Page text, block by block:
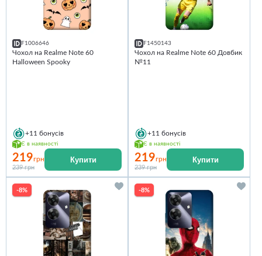
F1006646
Чохол на Realme Note 60
Halloween Spooky
+11 бонусів
Є в наявності
219грн
239 грн
Купити
F1450143
Чохол на Realme Note 60 Довбик
№11
+11 бонусів
Є в наявності
219грн
239 грн
Купити
-8% -8%